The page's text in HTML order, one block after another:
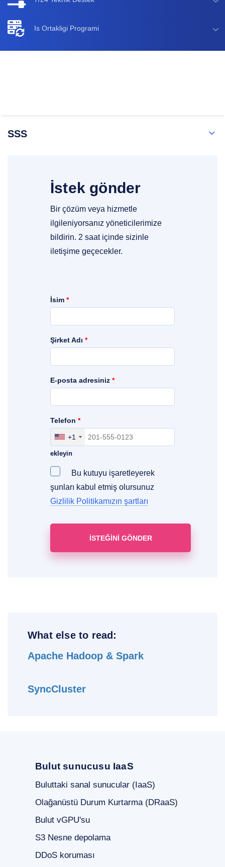
Is Ortakligi Programi
SSS
İstek gönder
Bir çözüm veya hizmetle
ilgileniyorsanız yöneticilerimize
bildirin. 2 saat içinde sizinle
iletişime geçecekler.
İsim *
Şirket Adı *
E-posta adresiniz *
Bölgenizi, ülkenizi ve erişim kodlarınızı
ekleyin
+1
Telefon *
Bu kutuyu işaretleyerek
şunları kabul etmiş olursunuz
Gizlilik Politikamızın şartları
What else to read:
Apache Hadoop & Spark
SyncCluster
Bulut sunucusu IaaS
Buluttaki sanal sunucular (IaaS)
Olağanüstü Durum Kurtarma (DRaaS)
Bulut vGPU'su
S3 Nesne depolama
DDoS koruması